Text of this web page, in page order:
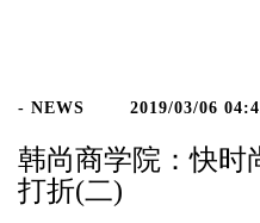
- NEWS 2019/03/06
韩尚商学院：快
打折(二)